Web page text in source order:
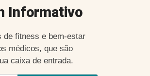
Informativo
de fitness e bem-estar
médicos, que são
caixa de entrada.